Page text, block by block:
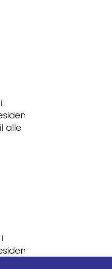
alle